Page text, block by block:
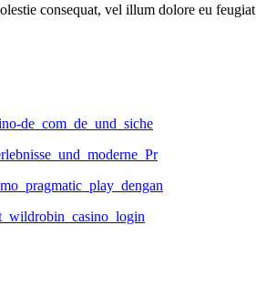
consequat, vel illum dolore eu feugiat
de_com_de_und_siche